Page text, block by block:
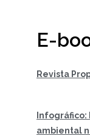
E-
Revista
ambiental